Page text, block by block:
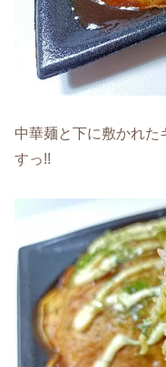
中華麺と下に敷かれた
すっ!!